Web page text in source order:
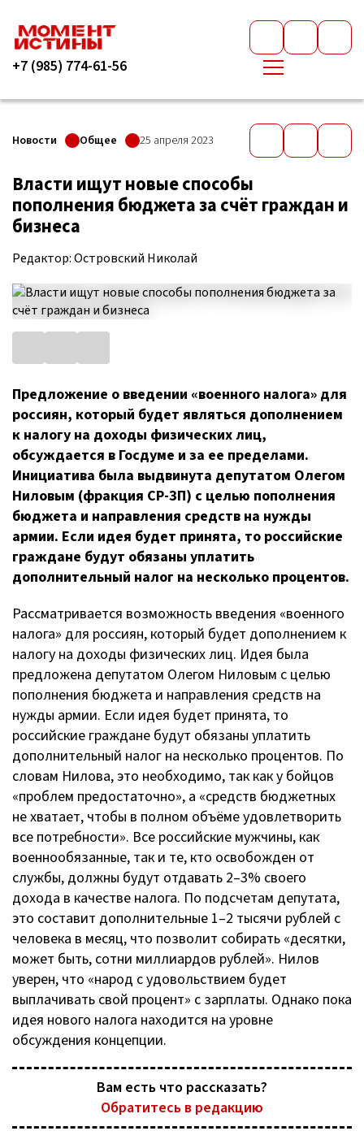
+7 (985) 774-61-56
Новости Общее 25 апреля 2023
Власти ищут новые способы
пополнения бюджета за счёт граждан и
бизнеса
Редактор: Островский Николай
Предложение о введении «военного налога» для
россиян, который будет являться дополнением
к налогу на доходы физических лиц,
обсуждается в Госдуме и за ее пределами.
Инициатива была выдвинута депутатом Олегом
Ниловым (фракция СР-ЗП) с целью пополнения
бюджета и направления средств на нужды
армии. Если идея будет принята, то российские
граждане будут обязаны уплатить
дополнительный налог на несколько процентов.
Рассматривается возможность введения «военного
налога» для россиян, который будет дополнением к
налогу на доходы физических лиц. Идея была
предложена депутатом Олегом Ниловым с целью
пополнения бюджета и направления средств на
нужды армии. Если идея будет принята, то
российские граждане будут обязаны уплатить
дополнительный налог на несколько процентов. По
словам Нилова, это необходимо, так как у бойцов
«проблем предостаточно», а «средств бюджетных
не хватает, чтобы в полном объёме удовлетворить
все потребности». Все российские мужчины, как
военнообязанные, так и те, кто освобожден от
службы, должны будут отдавать 2–3% своего
дохода в качестве налога. По подсчетам депутата,
это составит дополнительные 1–2 тысячи рублей с
человека в месяц, что позволит собирать «десятки,
может быть, сотни миллиардов рублей». Нилов
уверен, что «народ с удовольствием будет
выплачивать свой процент» с зарплаты. Однако пока
идея нового налога находится на уровне
обсуждения концепции.
Вам есть что рассказать?
Обратитесь в редакцию